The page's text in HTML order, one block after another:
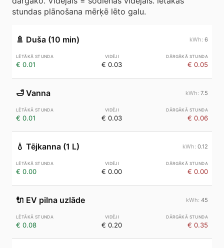
stundas plānošana mērķē lēto galu.
🚿 Duša (10 min) 6
€ 0.01 € 0.03 € 0.05
🛁 Vanna 7.5
€ 0.01 € 0.03 € 0.06
💧 Tējkanna (1 L) 0.12
€ 0.00 € 0.00 € 0.00
🔌 EV pilna uzlāde 45
€ 0.08 € 0.20 € 0.35